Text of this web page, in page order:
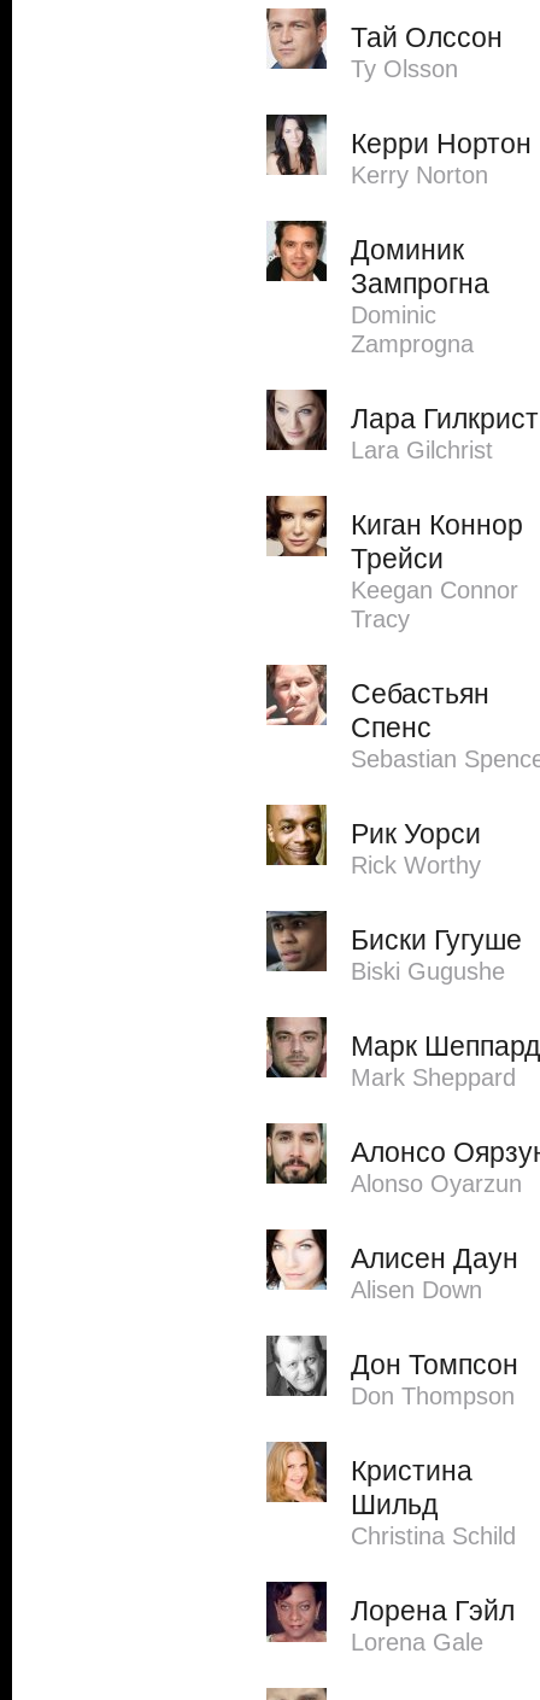
Тай Олссон
Ty Olsson
Керри Нортон
Kerry Norton
Доминик
Зампрогна
Dominic
Zamprogna
Лара Гилкрист
Lara Gilchrist
Киган Коннор
Трейси
Keegan Connor
Tracy
Себастьян
Спенс
Sebastian
Рик Уорси
Rick Worthy
Биски Гугуше
Biski Gugushe
Марк Шеппард
Mark Sheppard
Алонсо
Alonso Oyarzun
Алисен Даун
Alisen Down
Дон Томпсон
Don Thompson
Кристина
Шильд
Christina Schild
Лорена Гэйл
Lorena Gale